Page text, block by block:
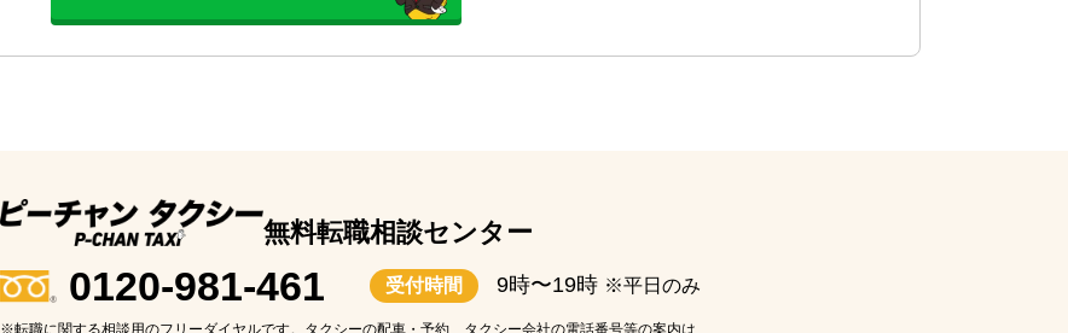
無料転職相談センター
0120-981-461 受付時間 9時〜19時 ※平日のみ
※転職に関する相談用のフリーダイヤルです。タクシーの配車・予約、タクシー会社の電話番号等の案内は